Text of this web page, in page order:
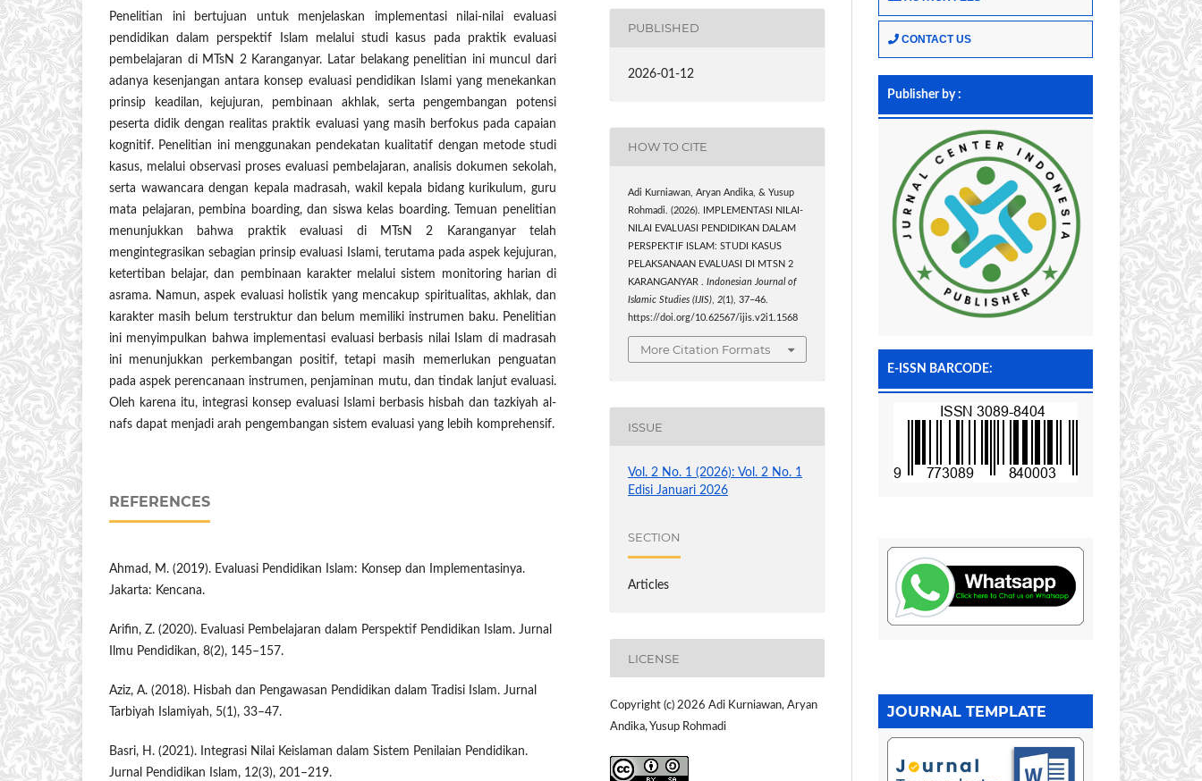
Penelitian ini bertujuan untuk menjelaskan implementasi nilai-nilai evaluasi
pendidikan dalam perspektif Islam melalui studi kasus pada praktik evaluasi
pembelajaran di MTsN 2 Karanganyar. Latar belakang penelitian ini muncul dari
adanya kesenjangan antara konsep evaluasi pendidikan Islami yang menekankan
prinsip keadilan, kejujuran, pembinaan akhlak, serta pengembangan potensi
peserta didik dengan realitas praktik evaluasi yang masih berfokus pada capaian
kognitif. Penelitian ini menggunakan pendekatan kualitatif dengan metode studi
kasus, melalui observasi proses evaluasi pembelajaran, analisis dokumen sekolah,
serta wawancara dengan kepala madrasah, wakil kepala bidang kurikulum, guru
mata pelajaran, pembina boarding, dan siswa kelas boarding. Temuan penelitian
menunjukkan bahwa praktik evaluasi di MTsN 2 Karanganyar telah
mengintegrasikan sebagian prinsip evaluasi Islami, terutama pada aspek kejujuran,
ketertiban belajar, dan pembinaan karakter melalui sistem monitoring harian di
asrama. Namun, aspek evaluasi holistik yang mencakup spiritualitas, akhlak, dan
karakter masih belum terstruktur dan belum memiliki instrumen baku. Penelitian
ini menyimpulkan bahwa implementasi evaluasi berbasis nilai Islam di madrasah
ini menunjukkan perkembangan positif, tetapi masih memerlukan penguatan
pada aspek perencanaan instrumen, penjaminan mutu, dan tindak lanjut evaluasi.
Oleh karena itu, integrasi konsep evaluasi Islami berbasis hisbah dan tazkiyah al-
nafs dapat menjadi arah pengembangan sistem evaluasi yang lebih komprehensif.
REFERENCES
Ahmad, M. (2019). Evaluasi Pendidikan Islam: Konsep dan Implementasinya.
Jakarta: Kencana.
Arifin, Z. (2020). Evaluasi Pembelajaran dalam Perspektif Pendidikan Islam. Jurnal
Ilmu Pendidikan, 8(2), 145–157.
Aziz, A. (2018). Hisbah dan Pengawasan Pendidikan dalam Tradisi Islam. Jurnal
Tarbiyah Islamiyah, 5(1), 33–47.
Basri, H. (2021). Integrasi Nilai Keislaman dalam Sistem Penilaian Pendidikan.
Jurnal Pendidikan Islam, 12(3), 201–219.
PUBLISHED
2026-01-12
HOW TO CITE
Adi Kurniawan, Aryan Andika, & Yusup
Rohmadi. (2026). IMPLEMENTASI NILAI-
NILAI EVALUASI PENDIDIKAN DALAM
PERSPEKTIF ISLAM: STUDI KASUS
PELAKSANAAN EVALUASI DI MTSN 2
KARANGANYAR .Indonesian Journal of
Islamic Studies (IJIS)
2(1), 37–46.
https://doi.org/10.62567/ijis.v2i1.1568
More Citation Formats
ISSUE
Vol. 2 No. 1 (2026): Vol. 2 No. 1
Edisi Januari 2026
SECTION
Articles
LICENSE
Copyright (c) 2026 Adi Kurniawan, Aryan
Andika, Yusup Rohmadi
CONTACT US
Publisher by :
E-ISSN BARCODE:
JOURNAL TEMPLATE